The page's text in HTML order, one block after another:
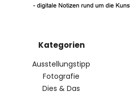
Kategorien
Ausstellungstipp
Fotografie
Dies & Das